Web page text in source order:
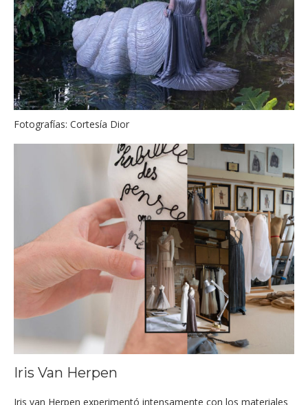
Fotografías: Cortesía Dior
Iris Van Herpen
Iris van Herpen experimentó intensamente con los materiales